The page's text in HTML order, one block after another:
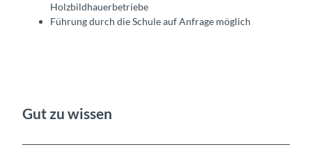
Holzbildhauerbetriebe
Führung durch die Schule auf Anfrage möglich
Gut zu wissen